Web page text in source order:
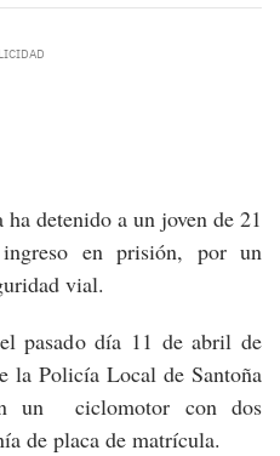
detenido a un joven de 21
en prisión, por un
vial.
pasado día 11 de abril de
la Policía Local de Santoña
un ciclomotor con dos
de placa de matrícula.